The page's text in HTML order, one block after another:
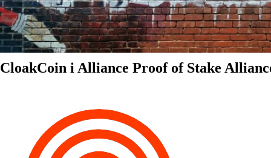
CloakCoin i Alliance Proof of Stake